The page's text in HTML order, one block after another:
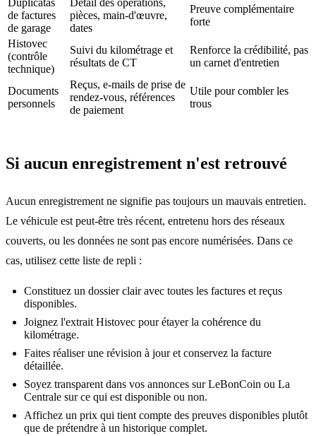
Duplicatas
de factures
de garage
Détail des opérations,
pièces, main-d'œuvre,
dates
Preuve complémentaire
forte
Histovec
(contrôle
technique)
Suivi du kilométrage et
résultats de CT
Renforce la crédibilité, pas
un carnet d'entretien
Documents
personnels
Reçus, e-mails de prise de
rendez-vous, références
de paiement
Utile pour combler les
trous
Si aucun enregistrement n'est retrouvé
Aucun enregistrement ne signifie pas toujours un mauvais entretien.
Le véhicule est peut-être très récent, entretenu hors des réseaux
couverts, ou les données ne sont pas encore numérisées. Dans ce
cas, utilisez cette liste de repli :
Constituez un dossier clair avec toutes les factures et reçus
disponibles.
Joignez l'extrait Histovec pour étayer la cohérence du
kilométrage.
Faites réaliser une révision à jour et conservez la facture
détaillée.
Soyez transparent dans vos annonces sur LeBonCoin ou La
Centrale sur ce qui est disponible ou non.
Affichez un prix qui tient compte des preuves disponibles plutôt
que de prétendre à un historique complet.